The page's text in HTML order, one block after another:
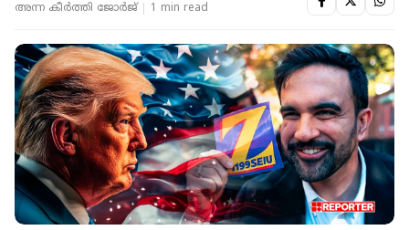
അന്ന കീര്‍‌ത്തി ജോര്‍ജ് 1 min read